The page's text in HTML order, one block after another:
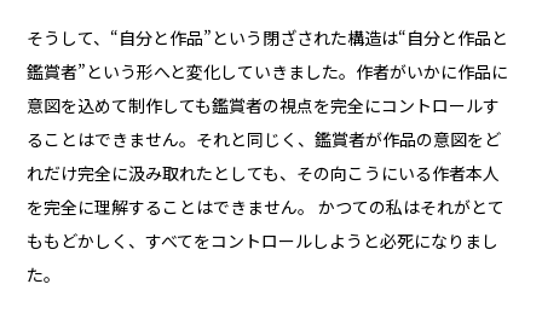
そうして、“自分と作品”という閉ざされた構造は“自分と作品と
鑑賞者”という形へと変化していきました。作者がいかに作品に
意図を込めて制作しても鑑賞者の視点を完全にコントロールす
ることはできません。それと同じく、鑑賞者が作品の意図をど
れだけ完全に汲み取れたとしても、その向こうにいる作者本人
を完全に理解することはできません。 かつての私はそれがとて
ももどかしく、すべてをコントロールしようと必死になりまし
た。